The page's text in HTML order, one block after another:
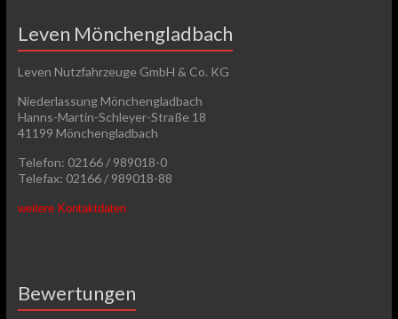
Leven Mönchengladbach
Leven Nutzfahrzeuge GmbH & Co. KG
Niederlassung Mönchengladbach
Hanns-Martin-Schleyer-Straße 18
41199 Mönchengladbach
Telefon: 02166 / 989018-0
Telefax: 02166 / 989018-88
weitere Kontaktdaten
Bewertungen